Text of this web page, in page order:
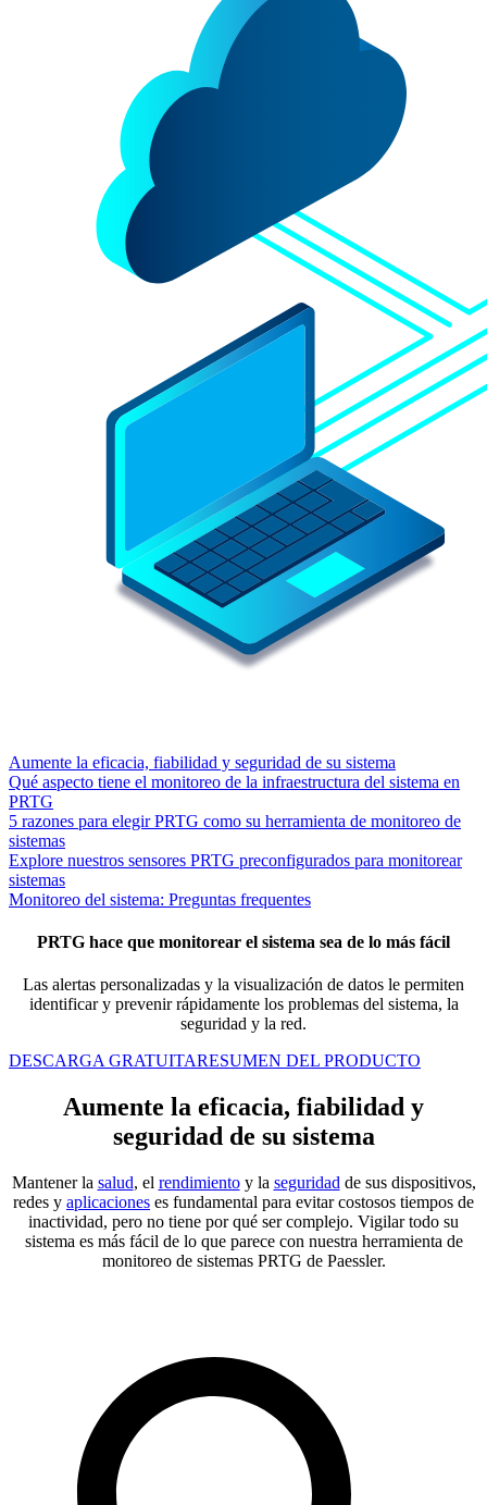
Aumente la eficacia, fiabilidad y seguridad de su sistema
Qué aspecto tiene el monitoreo de la infraestructura del sistema en
PRTG
5 razones para elegir PRTG como su herramienta de monitoreo de
sistemas
Explore nuestros sensores PRTG preconfigurados para monitorear
sistemas
Monitoreo del sistema: Preguntas frequentes
PRTG hace que monitorear el sistema sea de lo más fácil
Las alertas personalizadas y la visualización de datos le permiten
identificar y prevenir rápidamente los problemas del sistema, la
seguridad y la red.
DESCARGA GRATUITARESUMEN DEL PRODUCTO
Aumente la eficacia, fiabilidad y
seguridad de su sistema
Mantener la salud, el rendimientoy la seguridad de sus dispositivos,
redes y aplicaciones es fundamental para evitar costosos tiempos de
inactividad, pero no tiene por qué ser complejo. Vigilar todo su
sistema es más fácil de lo que parece con nuestra herramienta de
monitoreo de sistemas PRTG de Paessler.